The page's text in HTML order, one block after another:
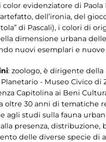
evidenziatore di Paola
dell’ironia, del
di Pascali), i colori di
dimensione urbana
nuovi esemplari e
: zoologo, è dirigente della
- Museo Civico di
Capitolina ai Beni
oltre 30 anni di tematiche
agli studi sulla fauna
presenza, distribuzione,
delle diverse specie di